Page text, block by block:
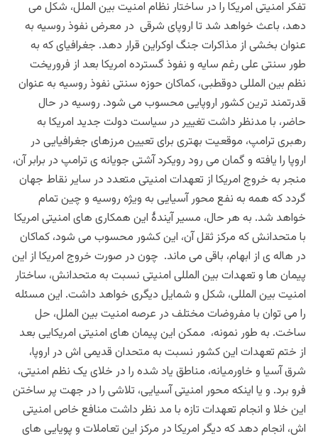
تفکر امنیتی امریکا را در ساختار نظام امنیت بین الملل، شکل می
دهد، باعث خواهد شد تا اروپای شرقی در معرض نفوذ روسیه به
عنوان بخشی از مذاکرات جنگ اوکراین قرار دهد. جغرافیای که به
طور سنتی علی رغم سایه و نفوذ گسترده امریکا بعد از فروریخت
نظم بین المللی دوقطبی، کماکان حوزه سنتی نفوذ روسیه به عنوان
قدرتمند ترین کشور اروپایی محسوب می شود. روسیه در حال
حاضر، با مدنظر داشت تغییر در سیاست دولت جدید امریکا به
رهبری ترامپ، موقعیت بهتری برای تعیین مرزهای جغرافیایی در
اروپا را یافته و گمان می رود رویکرد آشتی جویانه ی ترامپ در برابر آن،
منجر به خروج امریکا از تعهدات امنیتی متعدد در سایر نقاط جهان
گردد که همه به نفع محور آسیایی به ویژه روسیه و چین تمام
خواهد شد. به هر حال، مسیر آیندۀ این همکاری های امنیتی امریکا
با متحدانش که مرکز ثقل آن، این کشور محسوب می شود، کماکان
در هاله ی از ابهام، باقی می ماند. چون در صورت خروج امریکا از این
پیمان ها و تعهدات بین المللی امنیتی نسبت به متحدانش، ساختار
امنیت بین المللی، شکل و شمایل دیگری خواهد داشت. این مسئله
را می توان با مفروضات مختلف در عرصه امنیت بین الملل، حل
ساخت. به طور نمونه، ممکن این پیمان های امنیتی امریکایی بعد
از ختم تعهدات این کشور نسبت به متحدان قدیمی اش در اروپا،
شرق آسیا و خاورمیانه، مناطق یاد شده را در خلای یک نظم امنیتی،
فرو برد. و یا اینکه محور امنیتی آسیایی، تلاشی را در جهت پر ساختن
این خلا و انجام تعهدات تازه با مد نظر داشت منافع خاص امنیتی
اش، انجام دهد که دیگر امریکا در مرکز این تعاملات و پویایی های